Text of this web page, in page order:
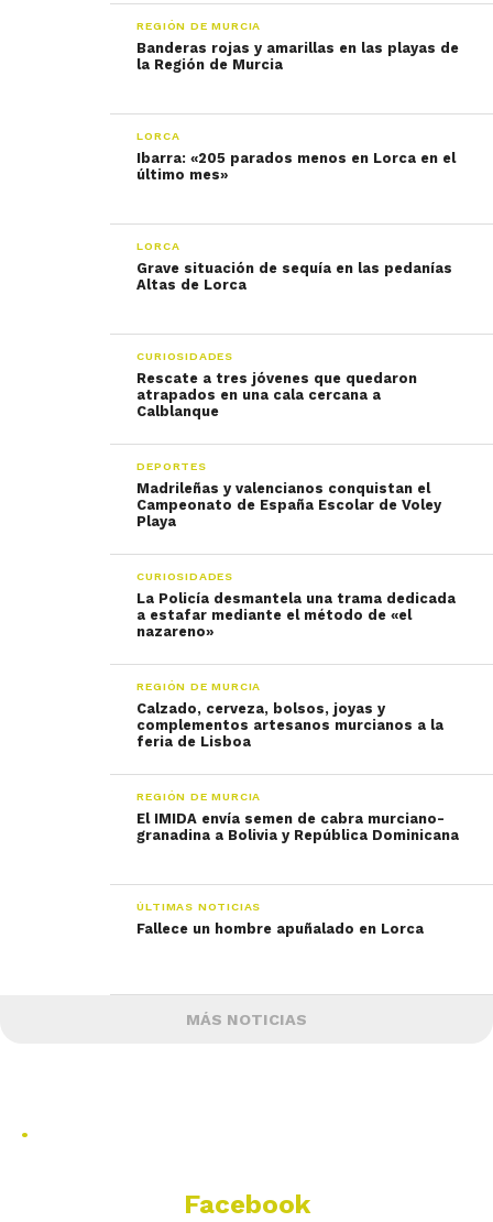
REGIÓN DE MURCIA
Banderas rojas y amarillas en las playas de
la Región de Murcia
LORCA
Ibarra: «205 parados menos en Lorca en el
último mes»
LORCA
Grave situación de sequía en las pedanías
Altas de Lorca
CURIOSIDADES
Rescate a tres jóvenes que quedaron
atrapados en una cala cercana a
Calblanque
DEPORTES
Madrileñas y valencianos conquistan el
Campeonato de España Escolar de Voley
Playa
CURIOSIDADES
La Policía desmantela una trama dedicada
a estafar mediante el método de «el
nazareno»
REGIÓN DE MURCIA
Calzado, cerveza, bolsos, joyas y
complementos artesanos murcianos a la
feria de Lisboa
REGIÓN DE MURCIA
El IMIDA envía semen de cabra murciano-
granadina a Bolivia y República Dominicana
ÚLTIMAS NOTICIAS
Fallece un hombre apuñalado en Lorca
MÁS NOTICIAS
.
Facebook